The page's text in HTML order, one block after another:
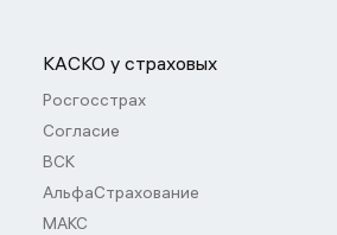
КАСКО у страховых
Росгосстрах
Согласие
ВСК
АльфаСтрахование
МАКС